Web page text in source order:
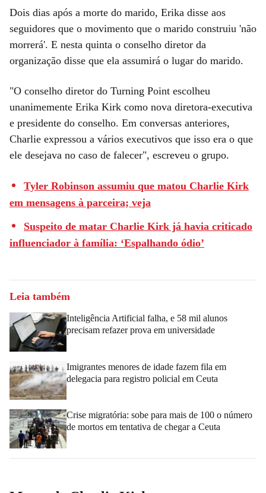
Dois dias após a morte do marido, Erika disse aos
seguidores que o movimento que o marido construiu 'não
morrerá'. E nesta quinta o conselho diretor da
organização disse que ela assumirá o lugar do marido.
"O conselho diretor do Turning Point escolheu
unanimemente Erika Kirk como nova diretora-executiva
e presidente do conselho. Em conversas anteriores,
Charlie expressou a vários executivos que isso era o que
ele desejava no caso de falecer", escreveu o grupo.
Tyler Robinson assumiu que matou Charlie Kirk
em mensagens à parceira; veja
Suspeito de matar Charlie Kirk já havia criticado
influenciador à família: ‘Espalhando ódio’
Leia também
Inteligência Artificial falha, e 58 mil alunos
precisam refazer prova em universidade
Imigrantes menores de idade fazem fila em
delegacia para registro policial em Ceuta
Crise migratória: sobe para mais de 100 o número
de mortos em tentativa de chegar a Ceuta